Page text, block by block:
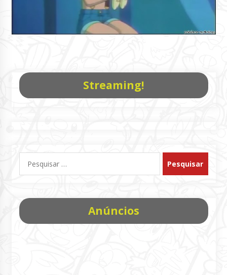
Streaming!
por:
Anúncios